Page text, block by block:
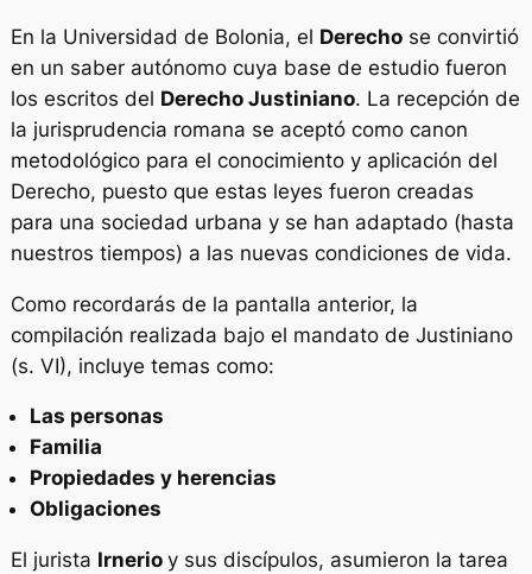
En la Universidad de Bolonia, el Derechose convirtió
en un saber autónomo cuya base de estudio fueron
los escritos del Derecho Justiniano. La recepción de
la jurisprudencia romana se aceptó como canon
metodológico para el conocimiento y aplicación del
Derecho, puesto que estas leyes fueron creadas
para una sociedad urbana y se han adaptado (hasta
nuestros tiempos) a las nuevas condiciones de vida.
Como recordarás de la pantalla anterior, la
compilación realizada bajo el mandato de Justiniano
(s. VI), incluye temas como:
Las personas
Familia
Propiedades y herencias
Obligaciones
El jurista Irnerio y sus discípulos, asumieron la tarea